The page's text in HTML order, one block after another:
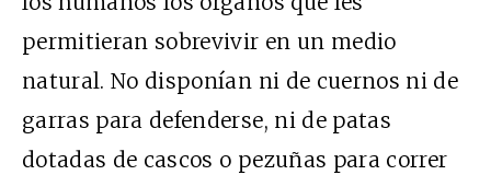
permitieran sobrevivir en un medio
natural. No disponían ni de cuernos ni de
garras para defenderse, ni de patas
dotadas de cascos o pezuñas para correr